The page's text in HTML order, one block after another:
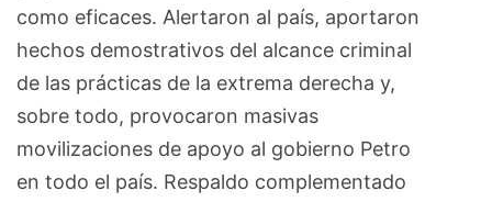
como eficaces. Alertaron al país, aportaron
hechos demostrativos del alcance criminal
de las prácticas de la extrema derecha y,
sobre todo, provocaron masivas
movilizaciones de apoyo al gobierno Petro
en todo el país. Respaldo complementado